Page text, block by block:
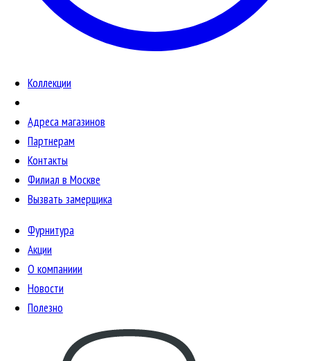
Коллекции
Адреса магазинов
Партнерам
Контакты
Филиал в Москве
Вызвать замерщика
Фурнитура
Акции
О компаниии
Новости
Полезно